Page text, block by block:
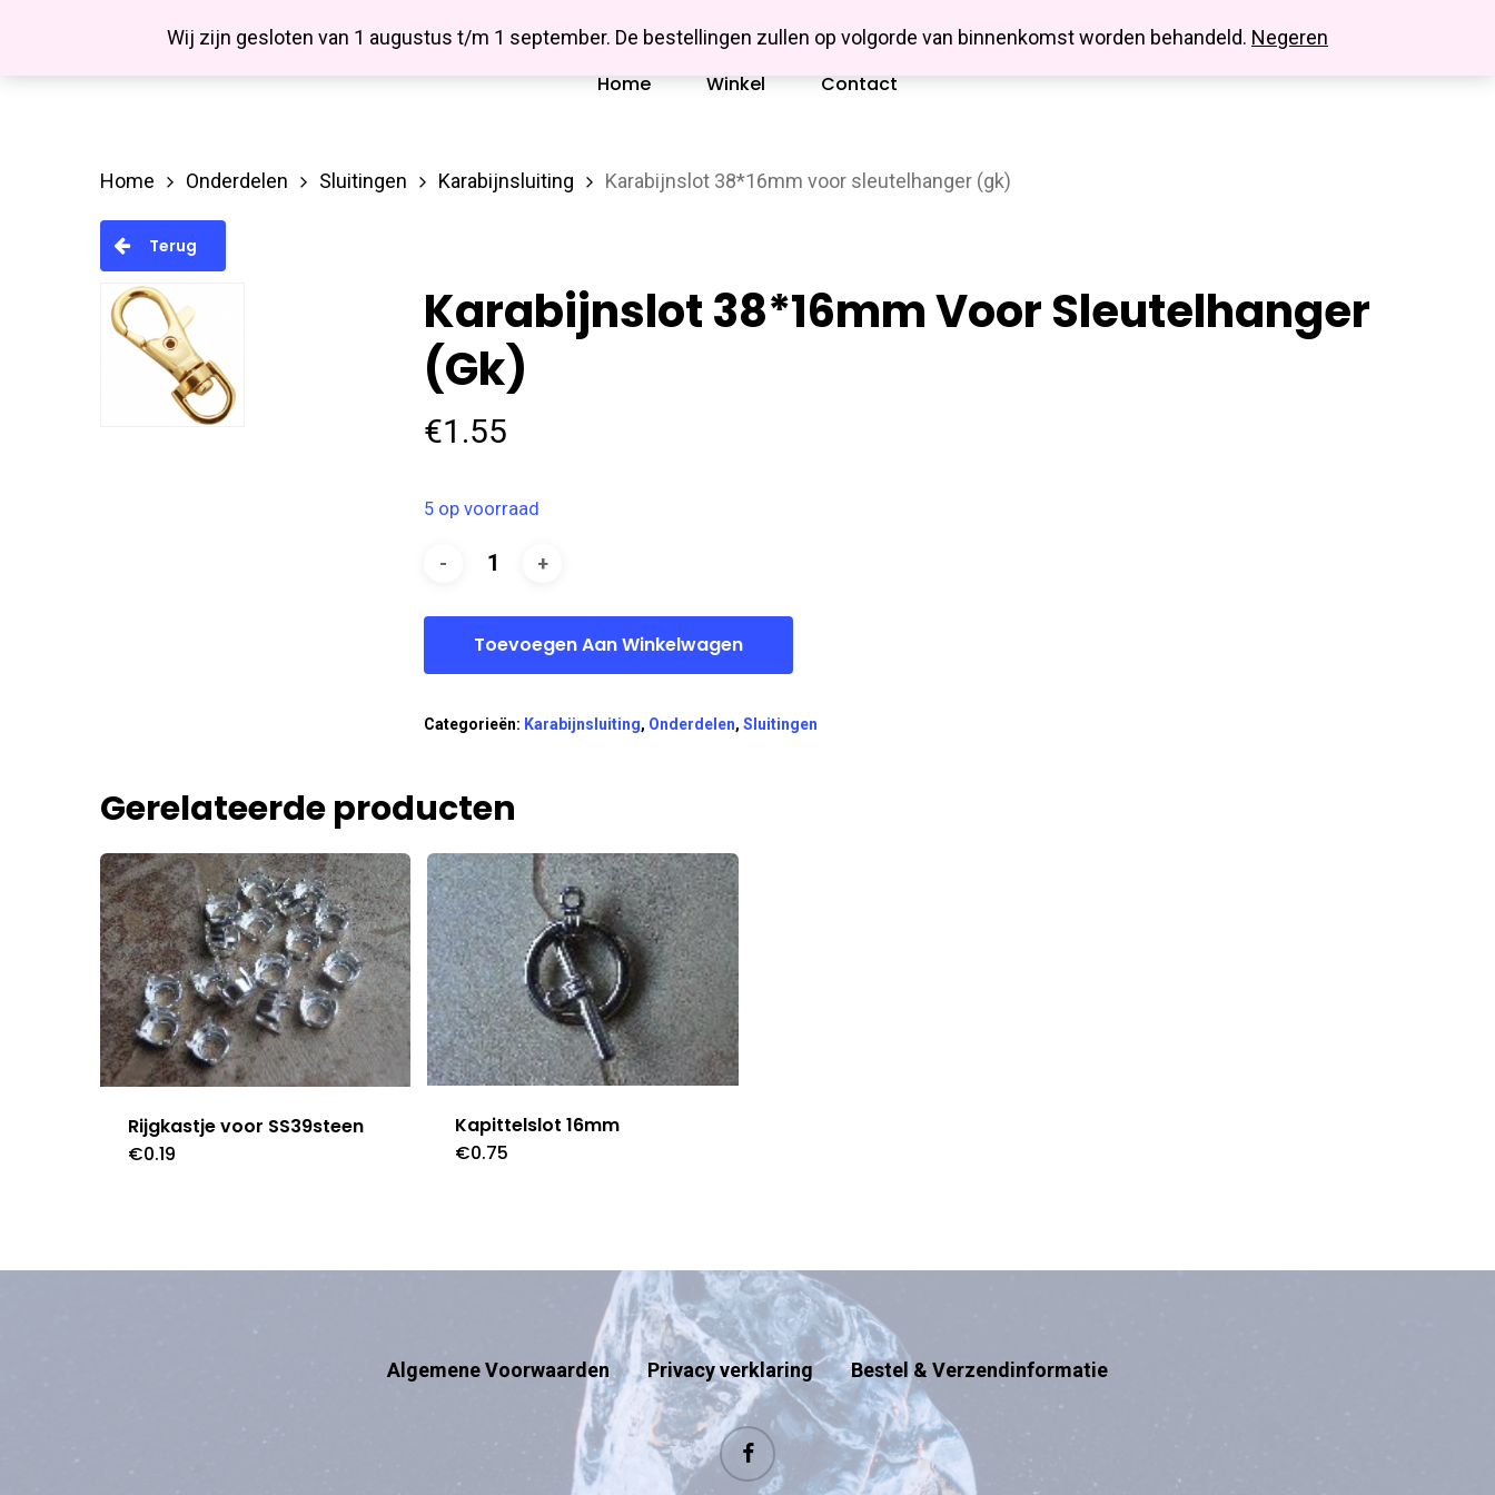
Wij zijn gesloten van 1 augustus t/m 1 september. De bestellingen zullen op volgorde van binnenkomst worden behandeld. Negeren
Hit enter to search or ESC to close
Missbluesieraden
Facebook
Home Winkel Contact
Home Onderdelen Sluitingen Karabijnsluiting Karabijnslot 38*16mm voor sleutelhanger (gk)
Terug
Karabijnslot 38*16mm Voor Sleutelhanger
(gk)
€1.55
5 op voorraad
Toevoegen Aan Winkelwagen
Categorieën: Karabijnsluiting, Onderdelen, Sluitingen
Gerelateerde producten
Rijgkastje voor SS39steen
€0.19
Kapittelslot 16mm
€0.75
Algemene Voorwaarden Privacy verklaring Bestel & Verzendinformatie
facebook